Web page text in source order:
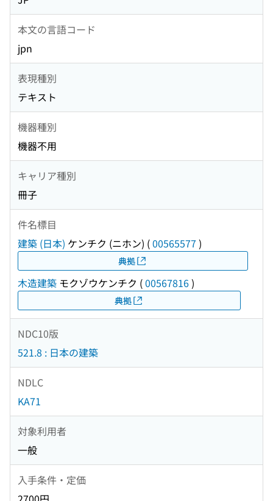
本文の言語コード
jpn
表現種別
テキスト
機器種別
機器不用
キャリア種別
冊子
件名標目
建築 (日本) ケンチク (ニホン) (00565577 )
典拠
木造建築 モクゾウケンチク (00567816)
典拠
NDC10版
521.8 : 日本の建築
NDLC
KA71
対象利用者
一般
入手条件・定価